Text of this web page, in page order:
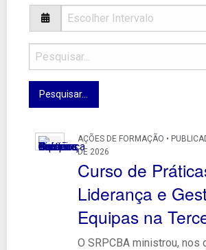
AÇÕES DE FORMAÇÃO •
DE 2026
Curso de
Liderança e
Equipas na
O SRPCBA ministrou, nos